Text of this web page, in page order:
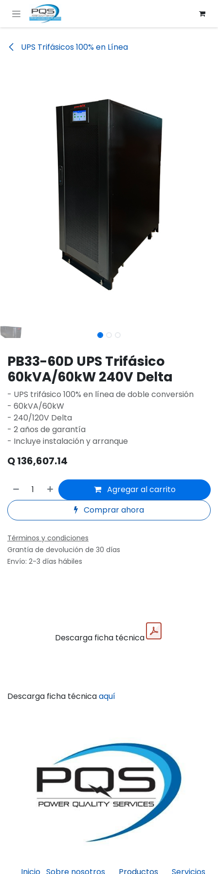
Ir al contenido
UPS Trifásicos 100% en Línea
PB33-60D UPS Trifásico
60kVA/60kW 240V Delta
- UPS trifásico 100% en línea de doble conversión
- 60kVA/60kW
- 240/120V Delta
- 2 años de garantía
- Incluye instalación y arranque
Q136,607.14
Agregar al carrito
Comprar ahora
Términos y condiciones
Grantía de devolución de 30 días
Envío: 2-3 días hábiles
Descarga ficha técnica
Descarga ficha técnicaaquí
Inicio Sobre nosotros Servicios